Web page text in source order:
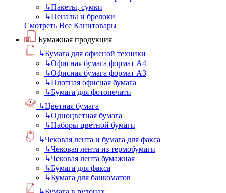
↳Пакеты, сумки
↳Пеналы и брелоки
Смотреть Все Канцтовары
Бумажная продукция
↳Бумага для офисной техники
↳Офисная бумага формат А4
↳Офисная бумага формат А3
↳Плотная офисная бумага
↳Бумага для фотопечати
↳Цветная бумага
↳Одноцветная бумага
↳Наборы цветной бумаги
↳Чековая лента и бумага для факса
↳Чековая лента из термобумаги
↳Чековая лента бумажная
↳Бумага для факса
↳Бумага для банкоматов